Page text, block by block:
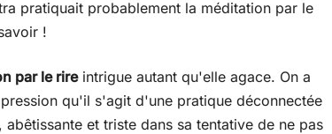
pratiquait probablement la méditation par le
!
par le rireintrigue autant qu'elle agace. On a
qu'il s'agit d'une pratique déconnectée
abêtissante et triste dans sa tentative de ne pas